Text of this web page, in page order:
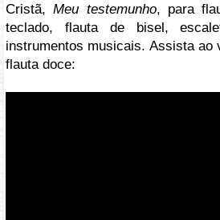
Cristã,Meu testemunho, para
teclado, flauta de bisel,
instrumentos musicais. Assista ao
flauta doce: